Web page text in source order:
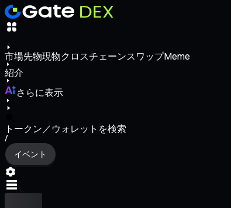
市場先物現物クロスチェーンスワップMeme
紹介
さらに表示
トークン／ウォレットを検索
/
イベント